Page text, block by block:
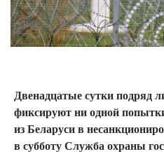
Двенадцатые сутки подряд
фиксируют ни одной
из Беларуси в
в субботу Служба охраны